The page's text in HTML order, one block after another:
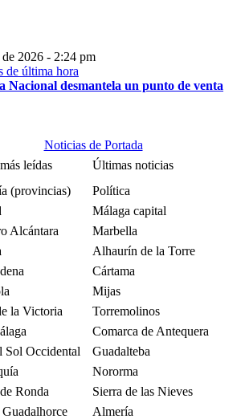
2026 - 2:24 pm
Nacional desmantela un punto de venta
Noticias de Portada
leídas
Últimas noticias
(provincias)
Política
Málaga capital
Alcántara
Marbella
Alhaurín de la Torre
Cártama
Mijas
la Victoria
Torremolinos
Comarca de Antequera
Sol Occidental
Guadalteba
Nororma
Ronda
Sierra de las Nieves
Almería